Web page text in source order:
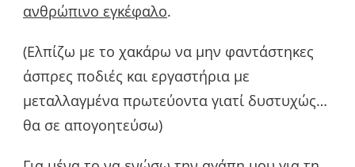
ανθρώπινο εγκέφαλο.
(Ελπίζω με το χακάρω να μην φαντάστηκες
άσπρες ποδιές και εργαστήρια με
μεταλλαγμένα πρωτεύοντα γιατί δυστυχώς…
θα σε απογοητεύσω)